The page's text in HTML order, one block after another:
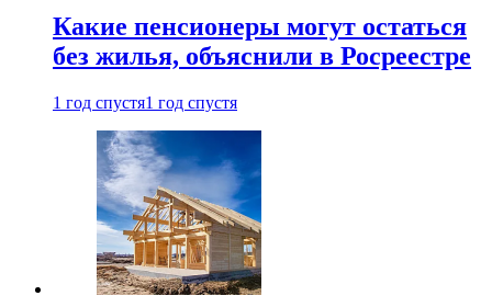
Какие пенсионеры могут остаться
без жилья, объяснили в Росреестре
1 год спустя1 год спустя